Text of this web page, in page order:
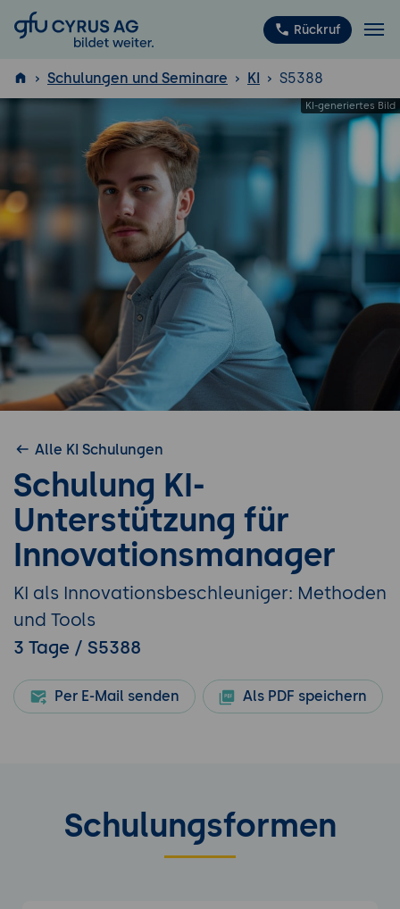
GFU Cyrus AG Rückruf
ISTQB ®
Schulungen und Seminare KI S5388
Alle KI Schulungen
Schulung KI-
Unterstützung für
Innovationsmanager
KI als Innovationsbeschleuniger: Methoden
und Tools
3 Tage / S5388
Per E-Mail senden Als PDF speichern
Schulungsformen